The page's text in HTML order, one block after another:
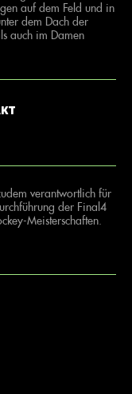
auf dem Feld und in
dem Dach der
auch im Damen
verantwortlich für
der Final4
Meisterschaften.